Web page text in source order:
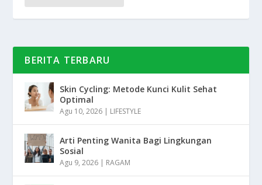
BERITA TERBARU
Skin Cycling: Metode Kunci Kulit Sehat
Optimal
Agu 10, 2026 | LIFESTYLE
Arti Penting Wanita Bagi Lingkungan
Sosial
Agu 9, 2026 | RAGAM